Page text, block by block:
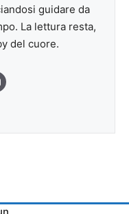
guidare da
La lettura resta,
del cuore.